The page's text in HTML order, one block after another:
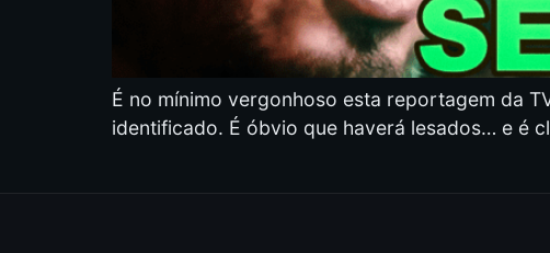
É no mínimo vergonhoso esta reportagem da
identificado. É óbvio que haverá lesados… e é